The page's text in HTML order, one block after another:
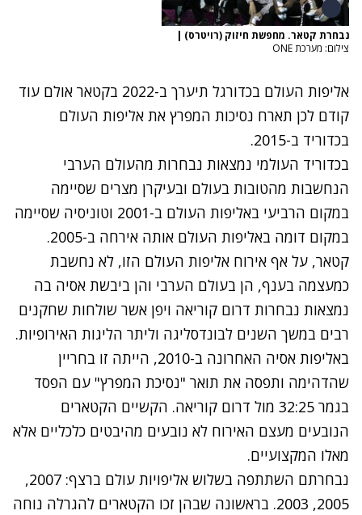
נבחרת קטאר. מחפשת חיזוק (רויטרס) |
צילום: מערכת ONE
אליפות העולם בכדורגל תיערך ב-2022 בקטאר אולם עוד
קודם לכן תארח נסיכות המפרץ את אליפות העולם
בכדוריד ב-2015.
בכדוריד העולמי נמצאות נבחרות מהעולם הערבי
הנחשבות מהטובות בעולם ובעיקרן מצרים שסיימה
במקום הרביעי באליפות העולם ב-2001 וטוניסיה שסיימה
במקום דומה באליפות העולם אותה אירחה ב-2005.
קטאר, על אף אירוח אליפות העולם הזו, לא נחשבת
כמעצמה בענף, הן בעולם הערבי והן ביבשת אסיה בה
נמצאות נבחרות דרום קוריאה ויפן אשר שולחות שחקנים
רבים במשך השנים לבונדסליגה וליתר הליגות האירופיות.
באליפות אסיה האחרונה ב-2010, הייתה זו בחריין
שהדהימה ותפסה את תואר "נסיכת המפרץ" עם הפסד
בגמר 32:25 מול דרום קוריאה. הקשיים הקטארים
הנובעים מעצם האירוח לא נובעים מהיבטים כלכליים אלא
מאלו המקצועיים.
נבחרתם השתתפה בשלוש אליפויות עולם ברצף: 2007,
2005, 2003. בראשונה שבהן זכו הקטארים להגרלה נוחה